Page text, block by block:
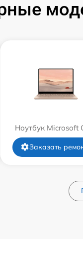
Ноутбук Microsoft
Заказать